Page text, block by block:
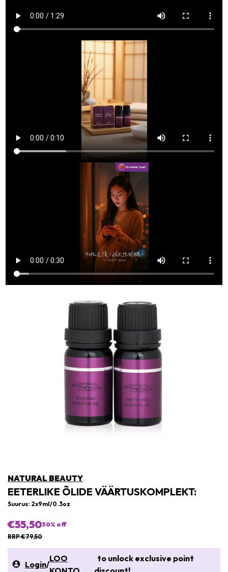
NATURAL BEAUTY
EETERLIKE ÕLIDE VÄÄRTUSKOMPLEKT:
Suurus: 2x9ml/0.3oz
€55,5030% off
RRP €79,50
Login/
LOO
to unlock exclusive point